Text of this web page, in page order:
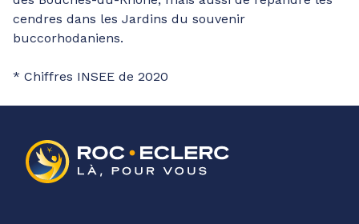
cendres dans les Jardins du souvenir
buccorhodaniens.
* Chiffres INSEE de 2020